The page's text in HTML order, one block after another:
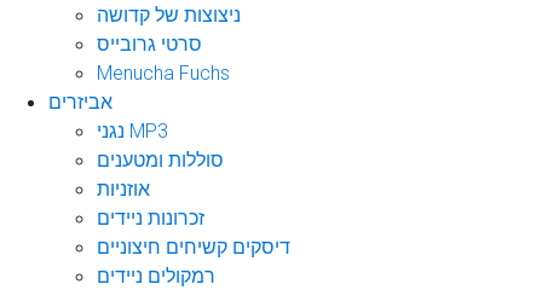
ניצוצות של קדושה
סרטי גרובייס
Menucha Fuchs
אביזרים
נגני MP3
סוללות ומטענים
אוזניות
זכרונות ניידים
דיסקים קשיחים חיצוניים
רמקולים ניידים